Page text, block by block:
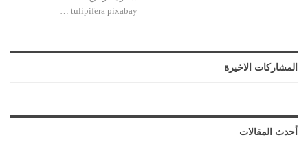
tulipifera pixabay
…
المشاركات الاخيرة
أحدث المقالات